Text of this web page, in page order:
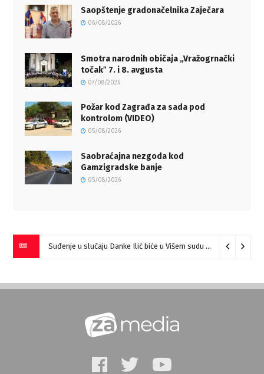
Saopštenje gradonačelnika Zaječara
06/08/2026
Smotra narodnih običaja „Vražogrnački
točakˮ 7. i 8. avgusta
07/08/2026
Požar kod Zagrađa za sada pod
kontrolom (VIDEO)
05/08/2026
Saobraćajna nezgoda kod
Gamzigradske banje
05/08/2026
Suđenje u slučaju Danke Ilić biće u Višem sudu u Negotinu?